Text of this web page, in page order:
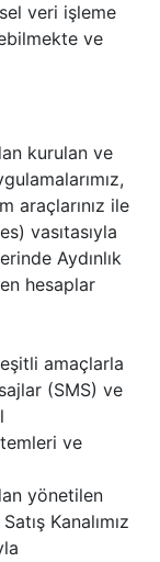
veri işleme
ve
kurulan ve
araçlarınız ile
vasıtasıyla
Aydınlık
hesaplar
amaçlarla
(SMS) ve
ve
yönetilen
Kanalımız